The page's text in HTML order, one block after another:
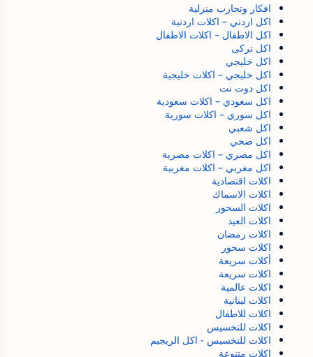
افكار وتجارب منزلية
اكل اردني – اكلات اردنية
اكل الاطفال – اكلات الاطفال
اكل تركى
اكل خليجي
اكل خليجي – اكلات خليجية
اكل دوت نت
اكل سعودي – اكلات سعودية
اكل سوري – اكلات سورية
اكل شعبي
اكل صحي
اكل مصري – اكلات مصرية
اكل مغربي – اكلات مغربية
اكلات اقتصادية
اكلات الاسماك
اكلات السحور
اكلات العيد
اكلات رمضان
اكلات سحور
أكلات سريعة
اكلات سريعة
اكلات عالمية
اكلات لبنانية
اكلات للاطفال
اكلات للتخسيس
اكلات للتخسيس - اكل الريجيم
اكلات متنوعة